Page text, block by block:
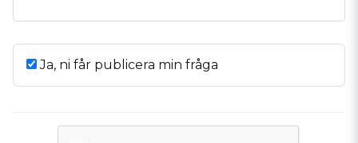
Ja, ni får publicera min fråga